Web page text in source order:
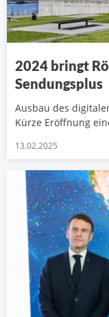
2024 bringt
Sendungsplus
Ausbau des
Kürze Eröffnung
13.02.2025